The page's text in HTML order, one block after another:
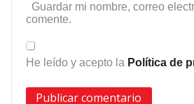
Guardar mi nombre, correo
comente.
He leído y acepto la Política de